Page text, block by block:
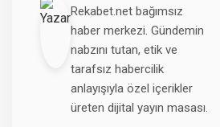
Rekabet.net bağımsız
haber merkezi. Gündemin
nabzını tutan, etik ve
tarafsız habercilik
anlayışıyla özel içerikler
üreten dijital yayın masası.